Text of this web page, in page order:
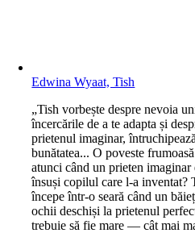
Edwina Wyaat, Tish
„Tish vorbește despre nevoia
încercările de a te adapta și
prietenul imaginar,
bunătatea... O poveste
atunci când un prieten
însuși copilul care l-a inventat?
începe într-o seară când un
ochii deschiși la prietenul
trebuie să fie mare — cât mai